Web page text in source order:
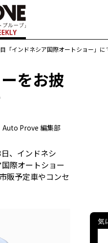
「インドネシア国際オートショー」に
をお披
Auto Prove 編集部
、インドネシ
際オートショー
販予定車やコンセ
気